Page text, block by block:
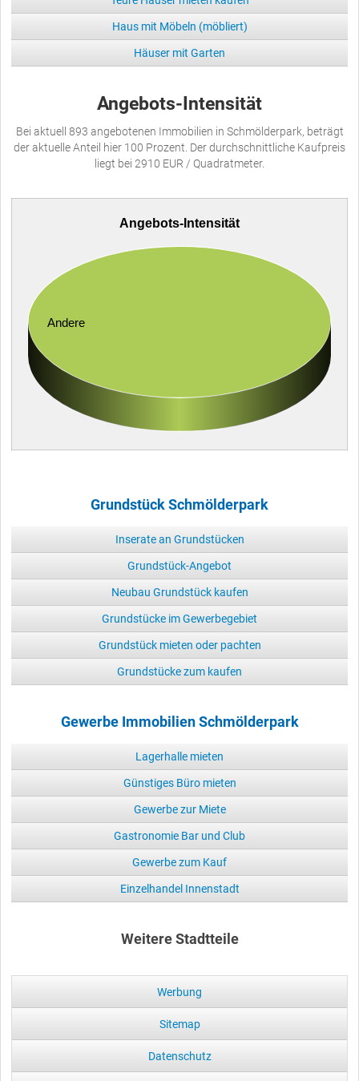
Haus mit Möbeln (möbliert)
Häuser mit Garten
Angebots-Intensität
Bei aktuell 893 angebotenen Immobilien in Schmölderpark, beträgt
der aktuelle Anteil hier 100 Prozent. Der durchschnittliche Kaufpreis
liegt bei 2910 EUR / Quadratmeter.
Angebots-Intensität
Andere
Grundstück Schmölderpark
Inserate an Grundstücken
Grundstück-Angebot
Neubau Grundstück kaufen
Grundstücke im Gewerbegebiet
Grundstück mieten oder pachten
Grundstücke zum kaufen
Gewerbe Immobilien Schmölderpark
Lagerhalle mieten
Günstiges Büro mieten
Gewerbe zur Miete
Gastronomie Bar und Club
Gewerbe zum Kauf
Einzelhandel Innenstadt
Weitere Stadtteile
Werbung
Sitemap
Datenschutz